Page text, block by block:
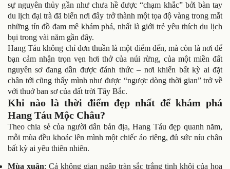
sự nguyên thủy gần như chưa hề được “chạm khắc” bởi bàn tay
du lịch đại trà đã biến nơi đây trở thành một tọa độ vàng trong mắt
những tín đồ đam mê khám phá, nhất là giới trẻ yêu thích du lịch
bụi trong vài năm gần đây.
Hang Táu không chỉ đơn thuần là một điểm đến, mà còn là nơi để
bạn cảm nhận trọn vẹn hơi thở của núi rừng, của một miền đất
nguyên sơ đang dần được đánh thức – nơi khiến bất kỳ ai đặt
chân tới cũng thấy mình như được “ngược dòng thời gian” trở về
với thuở ban sơ của đất trời Tây Bắc.
Khi nào là thời điểm đẹp nhất để khám phá
Hang Táu Mộc Châu?
Theo chia sẻ của người dân bản địa, Hang Táu đẹp quanh năm,
mỗi mùa đều khoác lên mình một chiếc áo riêng, đủ sức níu chân
bất kỳ ai yêu thiên nhiên.
Mùa xuân: Cả không gian ngập tràn sắc trắng tinh khôi của hoa